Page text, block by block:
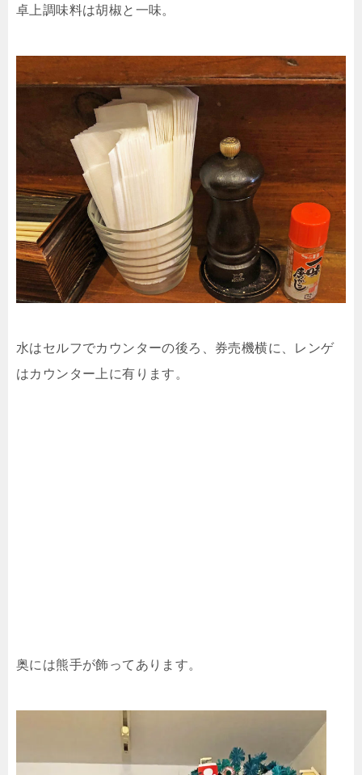
卓上調味料は胡椒と一味。
水はセルフでカウンターの後ろ、券売機横に、レンゲ
はカウンター上に有ります。
奥には熊手が飾ってあります。